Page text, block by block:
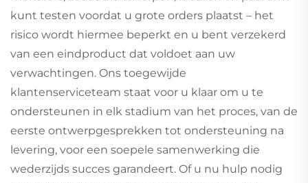
kunt testen voordat u grote orders plaatst – het
risico wordt hiermee beperkt en u bent verzekerd
van een eindproduct dat voldoet aan uw
verwachtingen. Ons toegewijde
klantenserviceteam staat voor u klaar om u te
ondersteunen in elk stadium van het proces, van de
eerste ontwerpgesprekken tot ondersteuning na
levering, voor een soepele samenwerking die
wederzijds succes garandeert. Of u nu hulp nodig